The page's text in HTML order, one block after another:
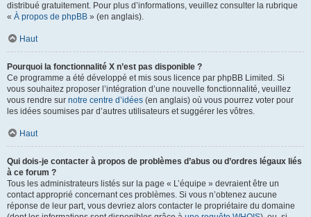
distribué gratuitement. Pour plus d’informations, veuillez consulter la rubrique
« À propos de phpBB » (en anglais).
Haut
Pourquoi la fonctionnalité X n’est pas disponible ?
Ce programme a été développé et mis sous licence par phpBB Limited. Si
vous souhaitez proposer l’intégration d’une nouvelle fonctionnalité, veuillez
vous rendre sur notre centre d’idées (en anglais) où vous pourrez voter pour
les idées soumises par d’autres utilisateurs et suggérer les vôtres.
Haut
Qui dois-je contacter à propos de problèmes d’abus ou d’ordres légaux liés
à ce forum ?
Tous les administrateurs listés sur la page « L’équipe » devraient être un
contact approprié concernant ces problèmes. Si vous n’obtenez aucune
réponse de leur part, vous devriez alors contacter le propriétaire du domaine